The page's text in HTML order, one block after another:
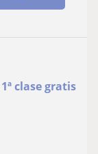
1ª clase gratis